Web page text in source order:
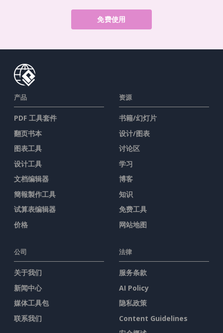
免费使用
产品
PDF 工具套件
翻页书本
图表工具
设计工具
文档编辑器
簡報製作工具
试算表编辑器
价格
资源
书籍/幻灯片
设计/图表
讨论区
学习
博客
知识
免费工具
网站地图
公司
关于我们
新闻中心
媒体工具包
联系我们
法律
服务条款
AI Policy
隐私政策
Content Guidelines